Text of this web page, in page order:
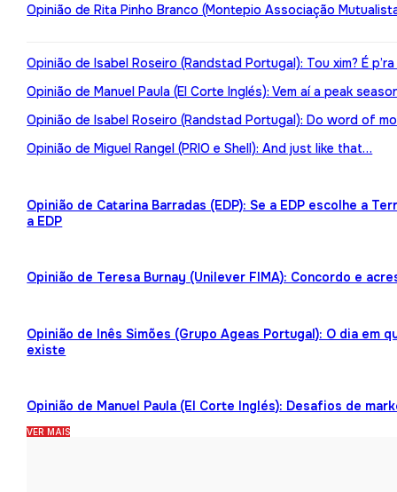
Opinião de Rita Pinho Branco (Montepio Associação
Opinião de Isabel Roseiro (Randstad Portugal): Tou xim? É p’ra
Opinião de Manuel Paula (El Corte Inglés): Vem aí a peak
Opinião de Isabel Roseiro (Randstad Portugal): Do word of
Opinião de Miguel Rangel (PRIO e Shell): And just like that…
Opinião de Catarina Barradas (EDP): Se a EDP escolhe a
a EDP
Opinião de Teresa Burnay (Unilever FIMA): Concordo e
Opinião de Inês Simões (Grupo Ageas Portugal): O dia em
existe
Opinião de Manuel Paula (El Corte Inglés): Desafios de
VER MAIS